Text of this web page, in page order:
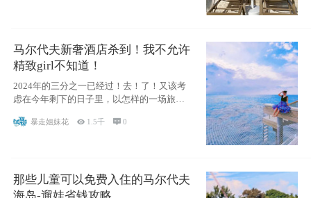
马尔代夫新奢酒店杀到！我不允许
精致girl不知道！
2024年的三分之一已经过！去！了！又该考
虑在今年剩下的日子里，以怎样的一场旅行
暴走姐妹花  1.5千 0
那些儿童可以免费入住的马尔代夫